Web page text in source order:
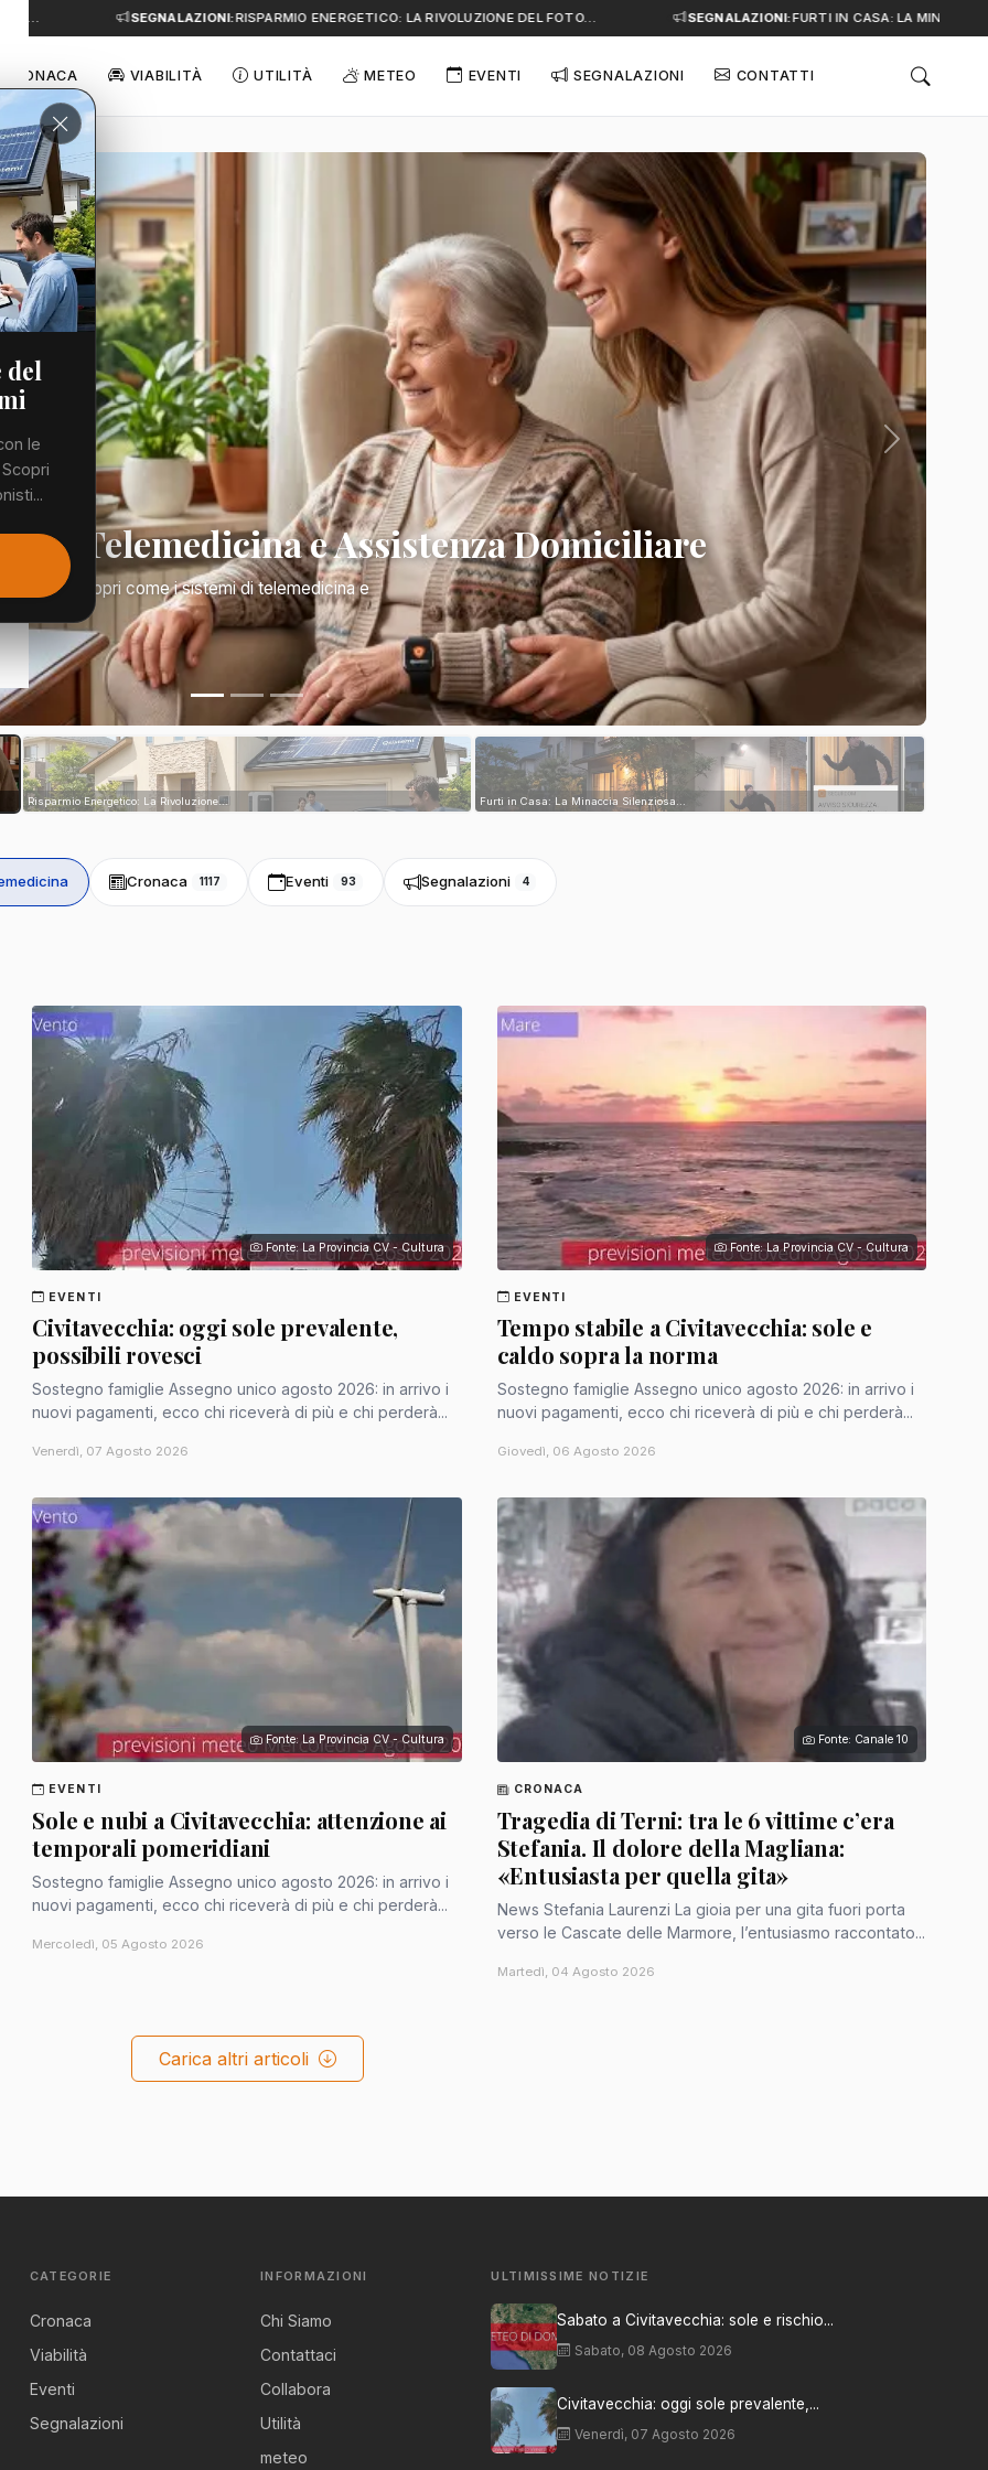
SEGNALAZIONI:RISPARMIO ENERGETICO: LA RIVOLUZIONE DEL FOTO… SEGNALAZIONI:FURTI IN CASA: LA MINACCIA
CRONACA VIABILITÀ UTILITÀ METEO EVENTI SEGNALAZIONI CONTATTI
del
le
Telemedicina e Assistenza Domiciliare
di tutto. Scopri come i sistemi di telemedicina e
Successivo
Risparmio Energetico: La Rivoluzione... Furti in Casa: La Minaccia Silenziosa...
Cronaca 1117 Eventi 93 Segnalazioni 4
Fonte: La Provincia CV - Cultura
EVENTI
Civitavecchia: oggi sole prevalente,
possibili rovesci
Sostegno famiglie Assegno unico agosto 2026: in arrivo i
nuovi pagamenti, ecco chi riceverà di più e chi perderà...
Venerdì, 07 Agosto 2026
Fonte: La Provincia CV - Cultura
EVENTI
Tempo stabile a Civitavecchia: sole e
caldo sopra la norma
Sostegno famiglie Assegno unico agosto 2026: in arrivo i
nuovi pagamenti, ecco chi riceverà di più e chi perderà...
Giovedì, 06 Agosto 2026
Fonte: La Provincia CV - Cultura
EVENTI
Sole e nubi a Civitavecchia: attenzione ai
temporali pomeridiani
Sostegno famiglie Assegno unico agosto 2026: in arrivo i
nuovi pagamenti, ecco chi riceverà di più e chi perderà...
Mercoledì, 05 Agosto 2026
Fonte: Canale 10
CRONACA
Tragedia di Terni: tra le 6 vittime c’era
Stefania. Il dolore della Magliana:
«Entusiasta per quella gita»
News Stefania Laurenzi La gioia per una gita fuori porta
verso le Cascate delle Marmore, l’entusiasmo raccontato...
Martedì, 04 Agosto 2026
Carica altri articoli
CATEGORIE
Cronaca
Viabilità
Eventi
Segnalazioni
INFORMAZIONI
Chi Siamo
Contattaci
Collabora
Utilità
meteo
ULTIMISSIME NOTIZIE
Sabato a Civitavecchia: sole e rischio...
Sabato, 08 Agosto 2026
Civitavecchia: oggi sole prevalente,...
Venerdì, 07 Agosto 2026